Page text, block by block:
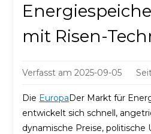
mit Risen-
Verfasst am2025-09-05
Die EuropaDer Markt für
entwickelt sich schnell,
dynamische Preise,